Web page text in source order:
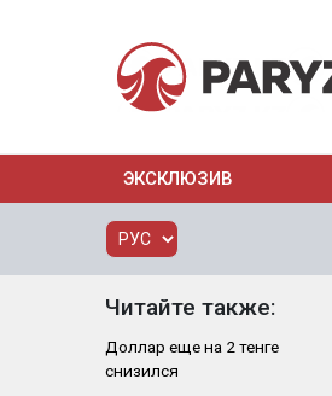
ЭКСКЛЮЗИВ
Читайте также:
Доллар еще на 2 тенге
снизился